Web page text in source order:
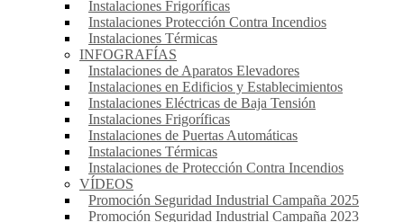
Instalaciones Frigoríficas
Instalaciones Protección Contra Incendios
Instalaciones Térmicas
INFOGRAFÍAS
Instalaciones de Aparatos Elevadores
Instalaciones en Edificios y Establecimientos
Instalaciones Eléctricas de Baja Tensión
Instalaciones Frigoríficas
Instalaciones de Puertas Automáticas
Instalaciones Térmicas
Instalaciones de Protección Contra Incendios
VÍDEOS
Promoción Seguridad Industrial Campaña 2025
Promoción Seguridad Industrial Campaña 2023